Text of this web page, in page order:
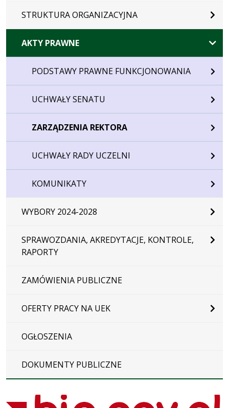
STRUKTURA ORGANIZACYJNA
AKTY PRAWNE
PODSTAWY PRAWNE FUNKCJONOWANIA
UCHWAŁY SENATU
ZARZĄDZENIA REKTORA
UCHWAŁY RADY UCZELNI
KOMUNIKATY
WYBORY 2024-2028
SPRAWOZDANIA, AKREDYTACJE, KONTROLE,
RAPORTY
ZAMÓWIENIA PUBLICZNE
OFERTY PRACY NA UEK
OGŁOSZENIA
DOKUMENTY PUBLICZNE